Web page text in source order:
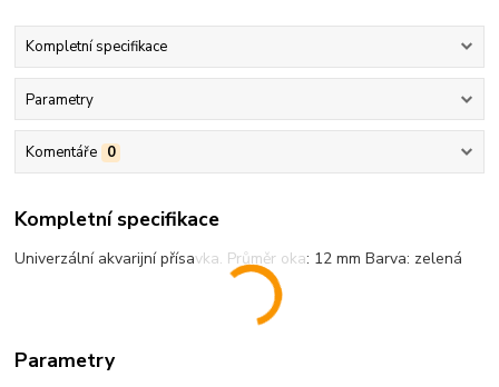
Kompletní specifikace
Parametry
Komentáře 0
Kompletní specifikace
Univerzální akvarijní přísavka. Průměr oka: 12 mm Barva: zelená
Parametry